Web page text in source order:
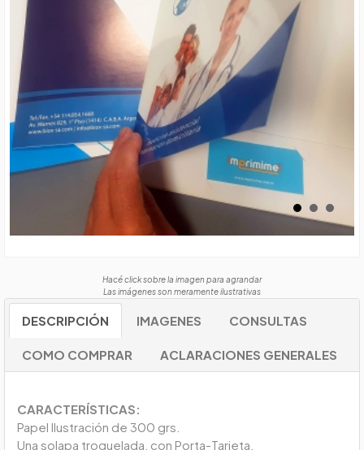
Hacé click sobre la imagen para agrandar
Las imágenes son meramente ilustrativas
DESCRIPCIÓN IMAGENES CONSULTAS
COMO COMPRAR ACLARACIONES GENERALES
CARACTERÍSTICAS:
Papel Ilustración de 300 grs.
Una solapa troquelada, con Porta-Tarjeta.